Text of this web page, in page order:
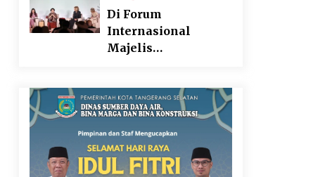
Di Forum
Internasional
Majelis
Soekarnoputri
Tegaskan
Kepemimpinan
Perempuan Bukan
Dominasi, Tapi